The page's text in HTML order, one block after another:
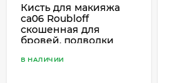
Кисть для макияжа
ca06 Roubloff
скошенная для
бровей, подводки
синтетика рыжая
В НАЛИЧИИ